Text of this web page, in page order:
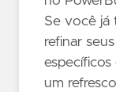
Se você já
refinar
específicos
um